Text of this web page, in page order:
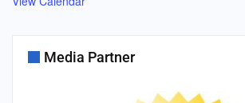
Media Partner